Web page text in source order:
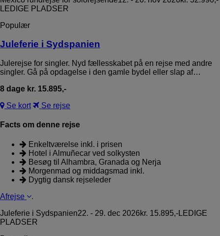
LEDIGE PLADSER
Populær
Juleferie i Sydspanien
Julerejse for singler. Nyd fællesskabet på en rejse med andre
singler. Gå på opdagelse i den gamle bydel eller slap af…
8 dage kr. 15.895,-
Se kort
Se rejse
Facts om denne rejse
Enkeltværelse inkl. i prisen
Hotel i Almuñecar ved solkysten
Besøg til Alhambra, Granada og Nerja
Morgenmad og middagsmad inkl.
Dygtig dansk rejseleder
Afrejse
.
Juleferie i Sydspanien22. - 29. dec 2026kr. 15.895,-LEDIGE
PLADSER